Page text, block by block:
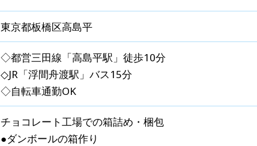
東京都板橋区高島平
◇都営三田線「高島平駅」徒歩10分
◇JR「浮間舟渡駅」バス15分
◇自転車通勤OK
チョコレート工場での箱詰め・梱包
●ダンボールの箱作り